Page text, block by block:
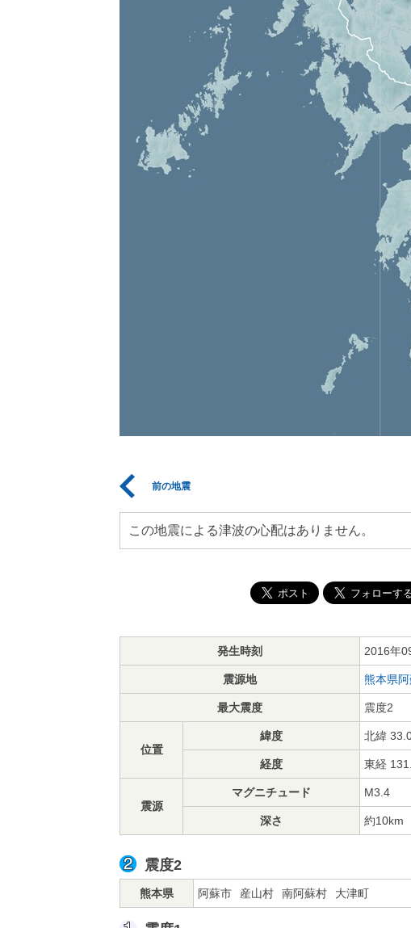
前の地震
この地震による津波の心配はありません。
発生時刻 2016年
震源地 熊本県
最大震度 震度2
位置
緯度 北緯
経度 東経
震源
マグニチュード M3.4
深さ 約10km
震度2
熊本県 阿蘇市 産山村 南阿蘇村 大津町